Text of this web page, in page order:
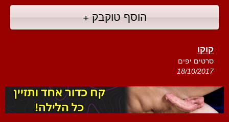
הוסף טוקבק +
קוקו
סרטים יפים
18/10/2017